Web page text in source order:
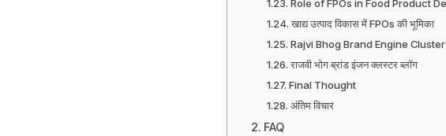
Role of FPOs in Food Product
खाद्य उत्पाद विकास में FPOs की भूमिका
Rajvi Bhog Brand Engine
राजवी भोग ब्रांड इंजन क्लस्टर ब्लॉग
Final Thought
अंतिम विचार
FAQ